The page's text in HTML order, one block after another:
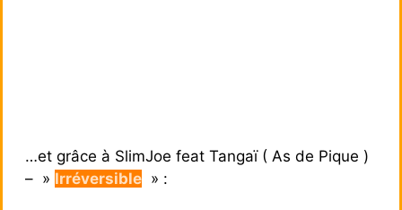
…et grâce à SlimJoe feat Tangaï ( As de Pique )
– » Irréversible » :